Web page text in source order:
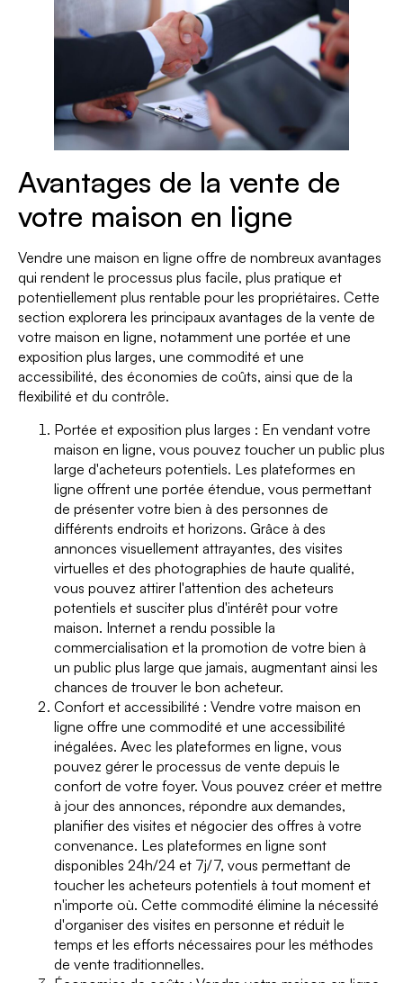
Avantages de la vente de
votre maison en ligne
Vendre une maison en ligne offre de nombreux avantages
qui rendent le processus plus facile, plus pratique et
potentiellement plus rentable pour les propriétaires. Cette
section explorera les principaux avantages de la vente de
votre maison en ligne, notamment une portée et une
exposition plus larges, une commodité et une
accessibilité, des économies de coûts, ainsi que de la
flexibilité et du contrôle.
Portée et exposition plus larges : En vendant votre
maison en ligne, vous pouvez toucher un public plus
large d'acheteurs potentiels. Les plateformes en
ligne offrent une portée étendue, vous permettant
de présenter votre bien à des personnes de
différents endroits et horizons. Grâce à des
annonces visuellement attrayantes, des visites
virtuelles et des photographies de haute qualité,
vous pouvez attirer l'attention des acheteurs
potentiels et susciter plus d'intérêt pour votre
maison. Internet a rendu possible la
commercialisation et la promotion de votre bien à
un public plus large que jamais, augmentant ainsi les
chances de trouver le bon acheteur.
Confort et accessibilité : Vendre votre maison en
ligne offre une commodité et une accessibilité
inégalées. Avec les plateformes en ligne, vous
pouvez gérer le processus de vente depuis le
confort de votre foyer. Vous pouvez créer et mettre
à jour des annonces, répondre aux demandes,
planifier des visites et négocier des offres à votre
convenance. Les plateformes en ligne sont
disponibles 24h/24 et 7j/7, vous permettant de
toucher les acheteurs potentiels à tout moment et
n'importe où. Cette commodité élimine la nécessité
d'organiser des visites en personne et réduit le
temps et les efforts nécessaires pour les méthodes
de vente traditionnelles.